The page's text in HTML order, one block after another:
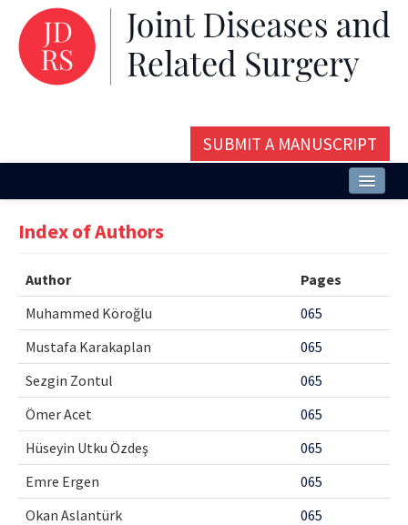
SUBMIT A MANUSCRIPT
Issues and Articles
Editorial Board
Instructions
Aims and Scope
Contact Us
E-ISSN: 2687-4792
Index of Authors
Author
Pages
Muhammed Köroğlu
065
Mustafa Karakaplan
065
Sezgin Zontul
065
Ömer Acet
065
Hüseyin Utku Özdeş
065
Emre Ergen
065
Okan Aslantürk
065